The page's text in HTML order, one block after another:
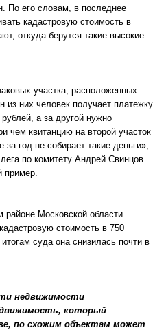
По его словам, в последнее
кадастровую стоимость в
откуда берутся такие высокие
участка, расположенных
из них человек получает платежку
а за другой нужно
чем квитанцию на второй участок
год не собирает такие деньги»,
по комитету Андрей Свинцов
пример.
Московской области
стоимость в 750
суда она снизилась почти в
недвижимости
который
по схожим объектам может